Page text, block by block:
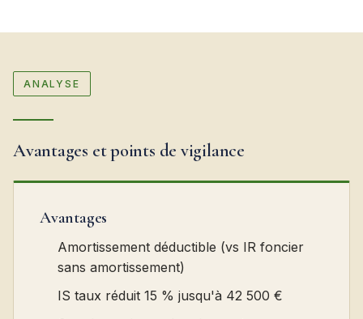
ANALYSE
Avantages et points de vigilance
Avantages
Amortissement déductible (vs IR foncier
sans amortissement)
IS taux réduit 15 % jusqu'à 42 500 €